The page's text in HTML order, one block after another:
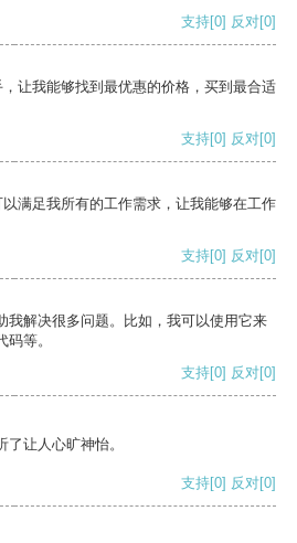
支持[0] 反对[0]
让我能够找到最优惠的价格，买到最合适
支持[0] 反对[0]
满足我所有的工作需求，让我能够在工作
支持[0] 反对[0]
我解决很多问题。比如，我可以使用它来
等。
支持[0] 反对[0]
让人心旷神怡。
支持[0] 反对[0]